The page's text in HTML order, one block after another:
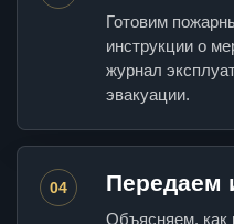
Готовим
инструкции о
журнал
эвакуации.
04 Передаем
Объясняем, как